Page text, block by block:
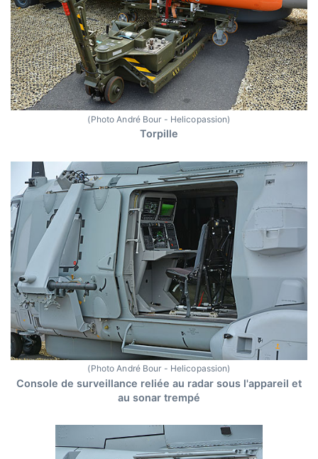
(Photo André Bour - Helicopassion)
Torpille
(Photo André Bour - Helicopassion)
Console de surveillance reliée au radar sous l'appareil et
au sonar trempé